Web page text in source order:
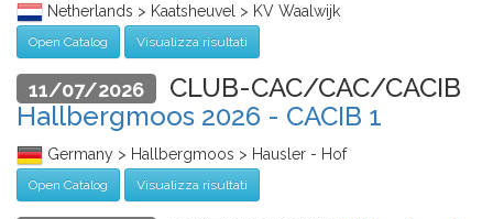
Netherlands > Kaatsheuvel > KV Waalwijk
Open Catalog Visualizza risultati
11/07/2026 CLUB-CAC/CAC/CACIB
Hallbergmoos 2026 - CACIB 1
Germany > Hallbergmoos > Hausler - Hof
Open Catalog Visualizza risultati